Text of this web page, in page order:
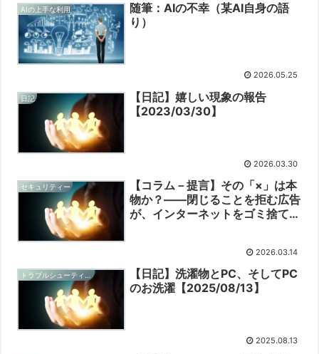
AIの上手な利用
随筆：AIの不幸（某AI自身の語
り）
2026.05.25
日記
【日記】嬉しい現象の報告
【2023/03/30】
2026.03.30
セキュリティー
【コラム－提言】その「×」は本
物か？――閉じることを拒む広告
が、インターネットをゴミ捨て場
2026.03.14
【日記】洗濯物とPC、そしてPC
のお洗濯【2025/08/13】
2025.08.13